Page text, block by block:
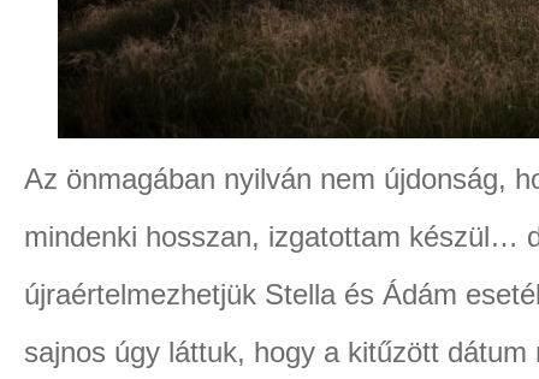
Az önmagában nyilván nem újdonság,
mindenki hosszan, izgatottam készül…
újraértelmezhetjük Stella és Ádám
sajnos úgy láttuk, hogy a kitűzött